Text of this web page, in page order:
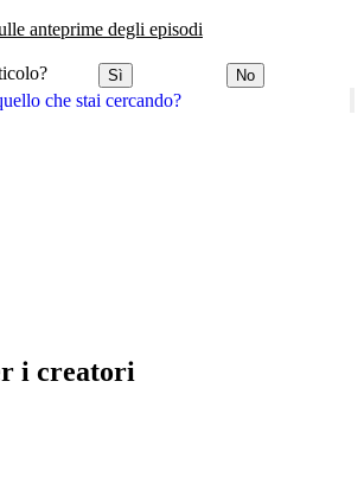
che stai cercando?
anteprime degli episodi
Sì No
i creatori